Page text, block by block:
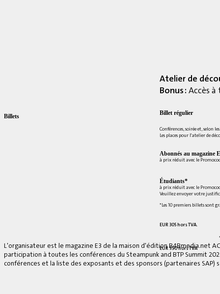
Atelier de
Bonus : Accès
Billet régulier
Conférences, soirée et, selon
Les places pour l'atelier de
Abonnés au magazine
à prix réduit avec le
Étudiants*
à prix réduit avec le
Veuillez envoyer votre
*Les 10 premiers billets sont
EUR 305 hors TVA.
EUR 590 hors TVA
Billets
L'organisateur est le magazine E3 de la maison d'édition B4Bmedia.net
participation à toutes les conférences du Steampunk and BTP Summit
conférences et la liste des exposants et des sponsors (partenaires